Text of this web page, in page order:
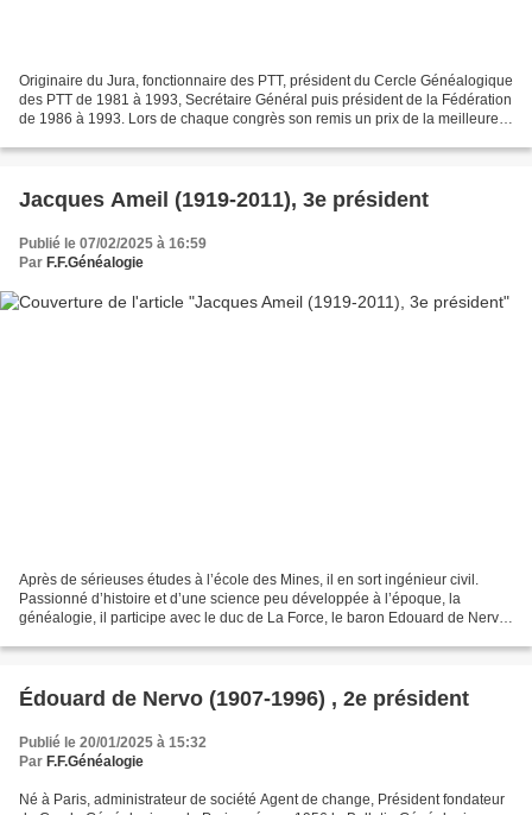
Originaire du Jura, fonctionnaire des PTT, président du Cercle Généalogique
des PTT de 1981 à 1993, Secrétaire Général puis président de la Fédération
de 1986 à 1993. Lors de chaque congrès son remis un prix de la meilleure
Jacques Ameil (1919-2011), 3e président
Publié le 07/02/2025 à 16:59
Par F.F.Généalogie
Après de sérieuses études à l’école des Mines, il en sort ingénieur civil.
Passionné d’histoire et d’une science peu développée à l’époque, la
généalogie, il participe avec le duc de La Force, le baron Edouard de Nervo
Édouard de Nervo (1907-1996) , 2e président
Publié le 20/01/2025 à 15:32
Par F.F.Généalogie
Né à Paris, administrateur de société Agent de change, Président fondateur